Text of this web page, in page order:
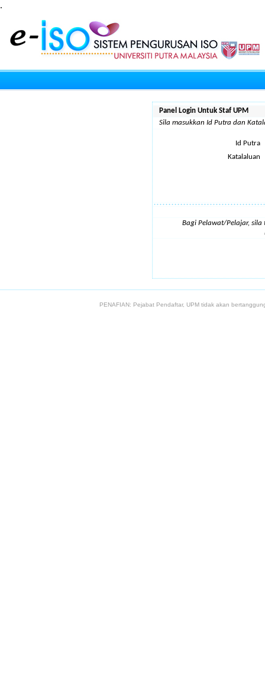
.
Panel Login Untuk Staf UPM
Sila masukkan Id Putra dan
Id Putra
Katalaluan
Bagi Pelawat/Pelajar,
PENAFIAN: Pejabat Pendaftar, UPM tidak akan